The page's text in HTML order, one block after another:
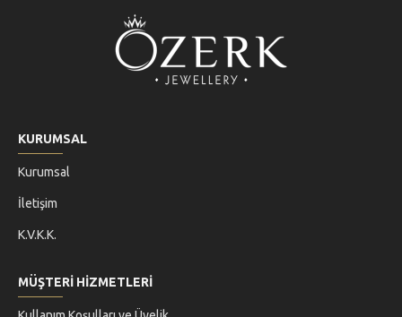
KURUMSAL
Kurumsal
İletişim
K.V.K.K.
MÜŞTERİ HİZMETLERİ